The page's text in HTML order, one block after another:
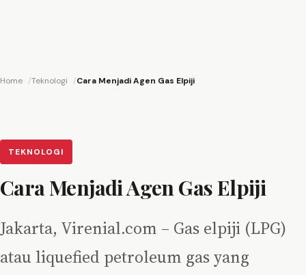
Home Teknologi Cara Menjadi Agen Gas Elpiji
TEKNOLOGI
Cara Menjadi Agen Gas Elpiji
Jakarta, Virenial.com – Gas elpiji (LPG)
atau liquefied petroleum gas yang